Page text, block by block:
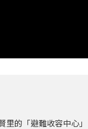
里的「避難收容中心」